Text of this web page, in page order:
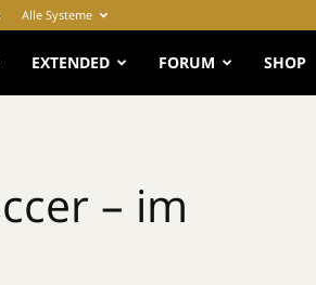
Alle Systeme
EXTENDED FORUM SHOP
– im